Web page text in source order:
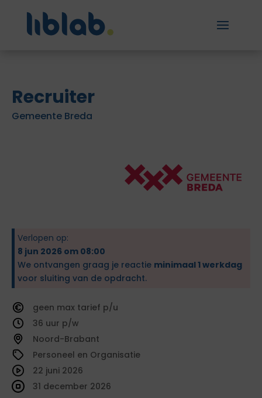
Recruiter
Gemeente Breda
Verlopen op:
8 jun 2026 om 08:00
We ontvangen graag je reactie minimaal 1 werkdag
voor sluiting van de opdracht.
geen
tarief
36
Noord-Brabant
Personeel en Organisatie
22 juni 2026
31 december 2026